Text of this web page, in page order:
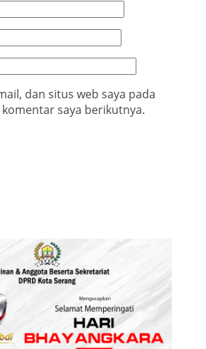
dan situs web saya pada
saya berikutnya.